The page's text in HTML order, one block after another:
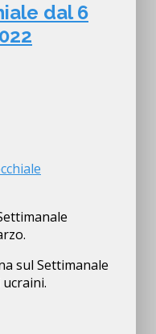
dal 6
sul Settimanale